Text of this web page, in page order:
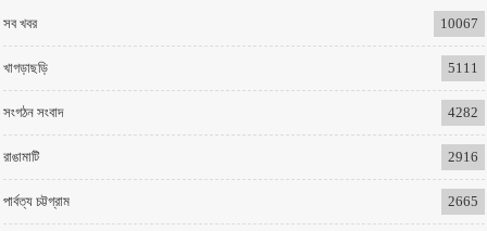
সব খবর 10067
খাগড়াছড়ি 5111
সংগঠন সংবাদ 4282
রাঙামাটি 2916
পার্বত্য চট্টগ্রাম 2665